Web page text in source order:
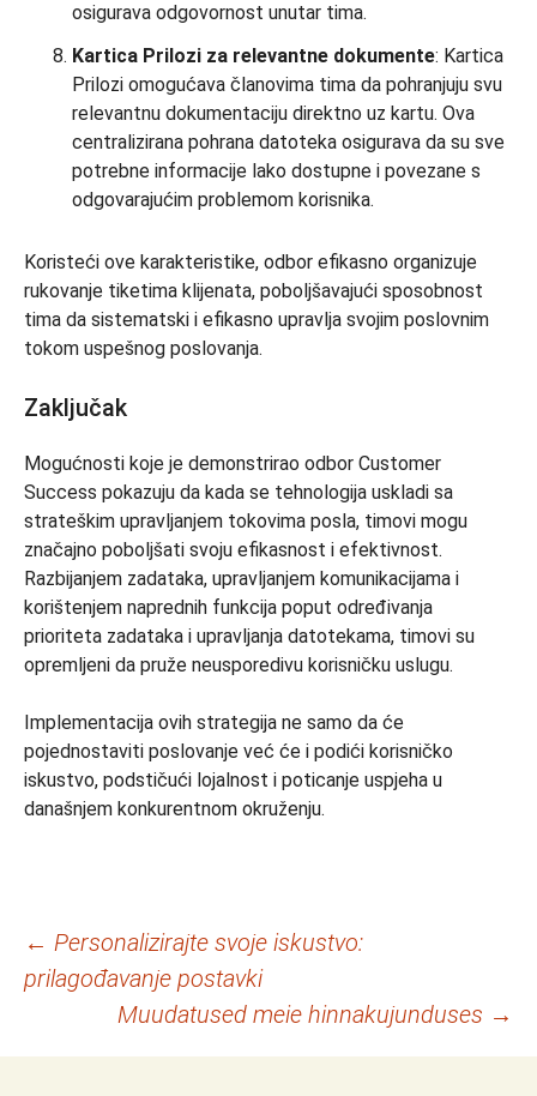
osigurava odgovornost unutar tima.
Kartica Prilozi za relevantne dokumente: Kartica
Prilozi omogućava članovima tima da pohranjuju svu
relevantnu dokumentaciju direktno uz kartu. Ova
centralizirana pohrana datoteka osigurava da su sve
potrebne informacije lako dostupne i povezane s
odgovarajućim problemom korisnika.
Koristeći ove karakteristike, odbor efikasno organizuje
rukovanje tiketima klijenata, poboljšavajući sposobnost
tima da sistematski i efikasno upravlja svojim poslovnim
tokom uspešnog poslovanja.
Zaključak
Mogućnosti koje je demonstrirao odbor Customer
Success pokazuju da kada se tehnologija uskladi sa
strateškim upravljanjem tokovima posla, timovi mogu
značajno poboljšati svoju efikasnost i efektivnost.
Razbijanjem zadataka, upravljanjem komunikacijama i
korištenjem naprednih funkcija poput određivanja
prioriteta zadataka i upravljanja datotekama, timovi su
opremljeni da pruže neusporedivu korisničku uslugu.
Implementacija ovih strategija ne samo da će
pojednostaviti poslovanje već će i podići korisničko
iskustvo, podstičući lojalnost i poticanje uspjeha u
današnjem konkurentnom okruženju.
Navigacija
članaka
← Personalizirajte svoje iskustvo:
prilagođavanje postavki
Muudatused meie hinnakujunduses →